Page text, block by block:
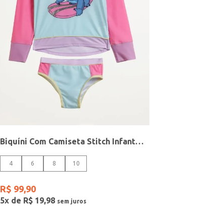
Biquíni Com Camiseta Stitch Infantil Para Menina- MULTICOLORIDO
4 6 8 10
R$ 99,90
5x de R$ 19,98